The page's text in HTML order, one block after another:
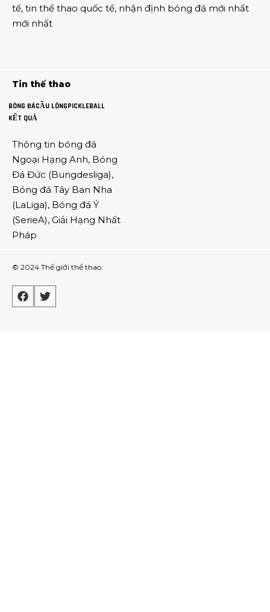
tế, tin thể thao quốc tế, nhận định bóng đá mới nhất
mới nhất
Tin thế thao
BÓNG ĐÁCẦU LÔNGPICKLEBALL
KẾT QUẢ
Thông tin bóng đá
Ngoại Hạng Anh, Bóng
Đá Đức (Bungdesliga),
Bóng đá Tây Ban Nha
(LaLiga), Bóng đá Ý
(SerieA), Giải Hạng Nhất
Pháp
© 2024 Thế giới thể thao.